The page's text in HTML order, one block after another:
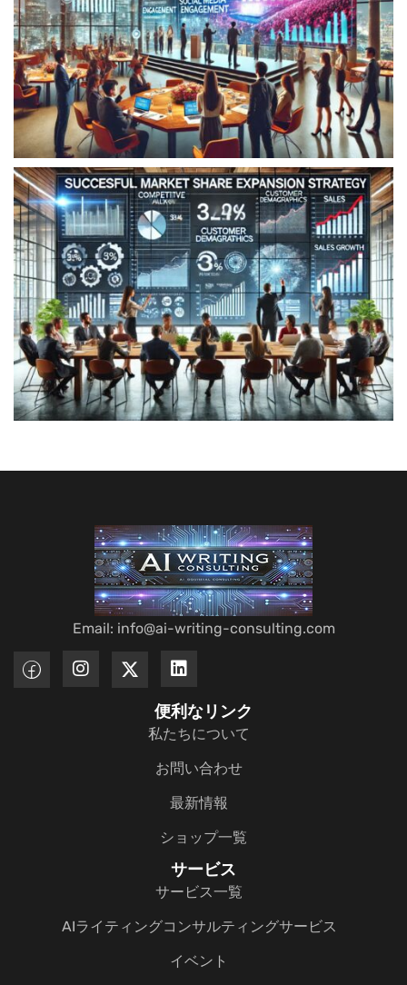
Email: info@ai-writing-consulting.com
便利なリンク
私たちについて
お問い合わせ
最新情報
ショップ一覧
サービス
サービス一覧
AIライティングコンサルティングサービス
イベント